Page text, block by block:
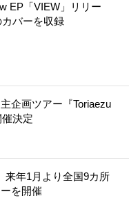
EP「VIEW」リリー
バーを収録
企画ツアー『Toriaezu
決定
来年1月より全国9カ所
を開催